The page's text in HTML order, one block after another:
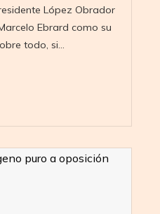
López Obrador
Ebrard como su
todo, si…